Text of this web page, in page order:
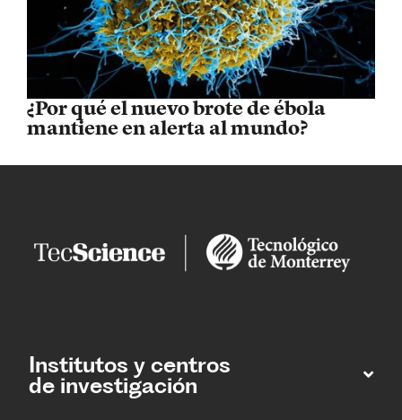
¿Por qué el nuevo brote de ébola
mantiene en alerta al mundo?
Institutos y centros
de investigación